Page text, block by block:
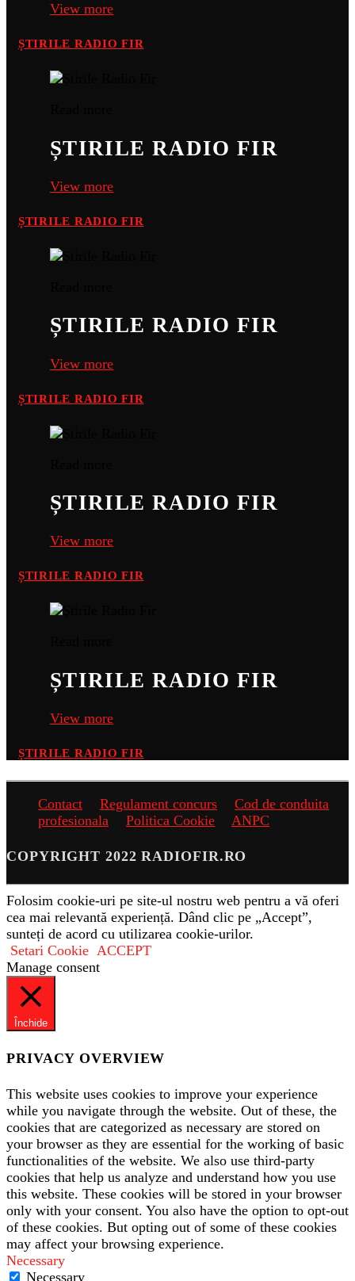
View more
ȘTIRILE RADIO FIR
ȘTIRILE RADIO FIR
View more
ȘTIRILE RADIO FIR
ȘTIRILE RADIO FIR
View more
ȘTIRILE RADIO FIR
ȘTIRILE RADIO FIR
View more
ȘTIRILE RADIO FIR
ȘTIRILE RADIO FIR
View more
ȘTIRILE RADIO FIR
Contact Regulament concurs
Cod de conduita
profesionala
Politica Cookie ANPC
COPYRIGHT 2022 RADIOFIR.RO
Folosim cookie-uri pe site-ul nostru web pentru a vă oferi
cea mai relevantă experiență. Dând clic pe „Accept”,
sunteți de acord cu utilizarea cookie-urilor.
Setari Cookie ACCEPT
Manage consent
Închide
PRIVACY OVERVIEW
This website uses cookies to improve your experience
while you navigate through the website. Out of these, the
cookies that are categorized as necessary are stored on
your browser as they are essential for the working of basic
functionalities of the website. We also use third-party
cookies that help us analyze and understand how you use
this website. These cookies will be stored in your browser
only with your consent. You also have the option to opt-out
of these cookies. But opting out of some of these cookies
may affect your browsing experience.
Necessary
Necessary